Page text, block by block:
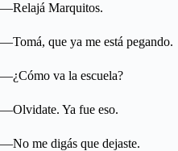
—Relajá Marquitos.
—Tomá, que ya me está pegando.
—¿Cómo va la escuela?
—Olvidate. Ya fue eso.
—No me digás que dejaste.